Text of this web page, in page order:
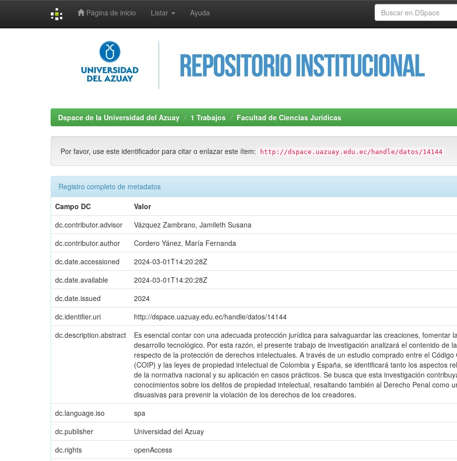
Página de inicio Listar Ayuda
Dspace de la Universidad del Azuay 1 Trabajos Facultad de Ciencias Jurídicas
Por favor, use este identificador para citar o enlazar este ítem: http://dspace.uazuay.edu.ec/handle/datos/14144
Registro completo de metadatos
Campo DC
Valor
dc.contributor.advisor
Vázquez Zambrano, Jamileth Susana
dc.contributor.author
Cordero Yánez, María Fernanda
dc.date.accessioned
2024-03-01T14:20:28Z
dc.date.available
2024-03-01T14:20:28Z
dc.date.issued
2024
dc.identifier.uri
http://dspace.uazuay.edu.ec/handle/datos/14144
dc.description.abstract
Es esencial contar con una adecuada protección jurídica para salvaguardar las creaciones, fomentar
desarrollo tecnológico. Por esta razón, el presente trabajo de investigación analizará el contenido de
respecto de la protección de derechos intelectuales. A través de un estudio comprado entre el Código
(COIP) y las leyes de propiedad intelectual de Colombia y España, se identificará tanto los aspectos
de la normativa nacional y su aplicación en casos prácticos. Se busca que esta investigación
conocimientos sobre los delitos de propiedad intelectual, resaltando también al Derecho Penal como
disuasivas para prevenir la violación de los derechos de los creadores.
dc.language.iso spa
dc.publisher
Universidad del Azuay
dc.rights
openAccess